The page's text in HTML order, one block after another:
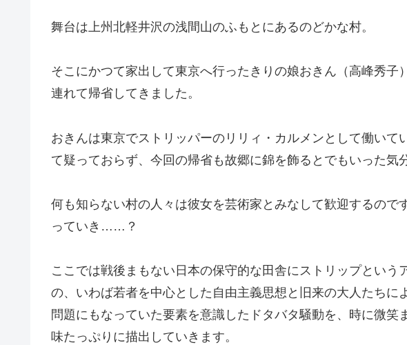
舞台は上州北軽井沢の浅間山のふもとにあるのどかな村。
そこにかつて家出して東京へ行ったきりの娘おきん（高峰秀子
連れて帰省してきました。
おきんは東京でストリッパーのリリィ・カルメンとして働いて
て疑っておらず、今回の帰省も故郷に錦を飾るとでもいった気
何も知らない村の人々は彼女を芸術家とみなして歓迎するので
っていき……？
ここでは戦後まもない日本の保守的な田舎にストリップという
の、いわば若者を中心とした自由主義思想と旧来の大人たちに
問題にもなっていた要素を意識したドタバタ騒動を、時に微笑
味たっぷりに描出していきます。